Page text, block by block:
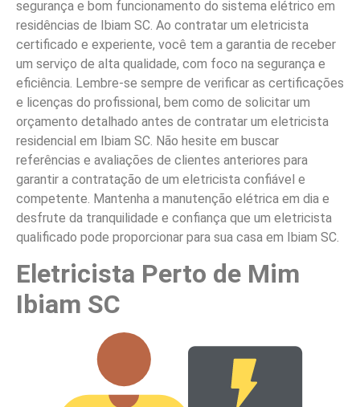
segurança e bom funcionamento do sistema elétrico em
residências de Ibiam SC. Ao contratar um eletricista
certificado e experiente, você tem a garantia de receber
um serviço de alta qualidade, com foco na segurança e
eficiência. Lembre-se sempre de verificar as certificações
e licenças do profissional, bem como de solicitar um
orçamento detalhado antes de contratar um eletricista
residencial em Ibiam SC. Não hesite em buscar
referências e avaliações de clientes anteriores para
garantir a contratação de um eletricista confiável e
competente. Mantenha a manutenção elétrica em dia e
desfrute da tranquilidade e confiança que um eletricista
qualificado pode proporcionar para sua casa em Ibiam SC.
Eletricista Perto de Mim
Ibiam SC